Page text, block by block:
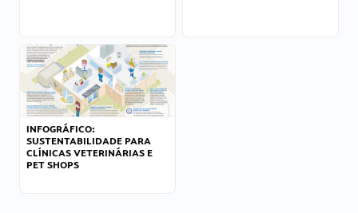
INFOGRÁFICO:
SUSTENTABILIDADE PARA
CLÍNICAS VETERINÁRIAS E
PET SHOPS